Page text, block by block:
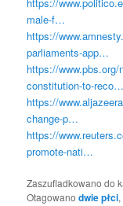
male-f…
https://
parliaments-app…
https://
constitution-to-reco…
https://
change-p…
https://
promote-nati…
Zaszufladkowano do
Otagowano dwie płci,